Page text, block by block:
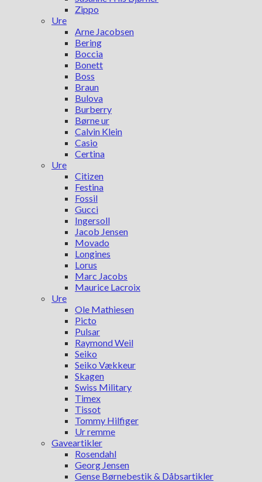
Zippo
Ure
Arne Jacobsen
Bering
Boccia
Bonett
Boss
Braun
Bulova
Burberry
Børne ur
Calvin Klein
Casio
Certina
Ure
Citizen
Festina
Fossil
Gucci
Ingersoll
Jacob Jensen
Movado
Longines
Lorus
Marc Jacobs
Maurice Lacroix
Ure
Ole Mathiesen
Picto
Pulsar
Raymond Weil
Seiko
Seiko Vækkeur
Skagen
Swiss Military
Timex
Tissot
Tommy Hilfiger
Ur remme
Gaveartikler
Rosendahl
Georg Jensen
Gense Børnebestik & Dåbsartikler